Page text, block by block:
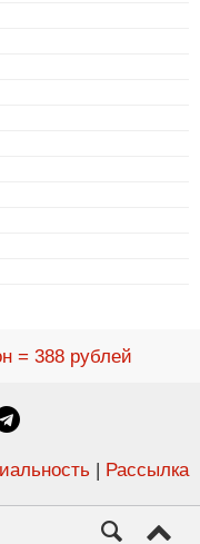
= 388 рублей
| Рассылка